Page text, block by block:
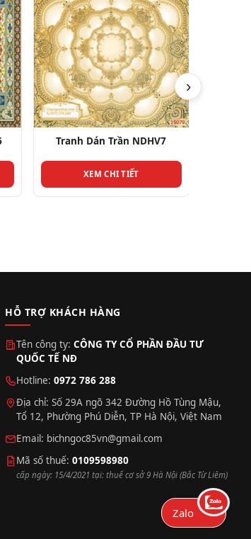
Tranh Dán Trần NDHV28
XEM CHI TIẾT
›
HỖ TRỢ KHÁCH HÀNG
Tên công ty:CÔNG TY CỔ PHẦN ĐẦU TƯ
QUỐC TẾ NĐ
Hotline:0972 786 288
Địa chỉ: Số 29A ngõ 342 Đường Hồ Tùng Mậu,
Tổ 12, Phường Phú Diễn, TP Hà Nội, Việt Nam
Email: bichngoc85vn@gmail.com
Mã số thuế:0109598980
cấp ngày: 15/4/2021 tại: thuế cơ sở 9 Hà Nội (Bắc Từ Liêm)
Zalo